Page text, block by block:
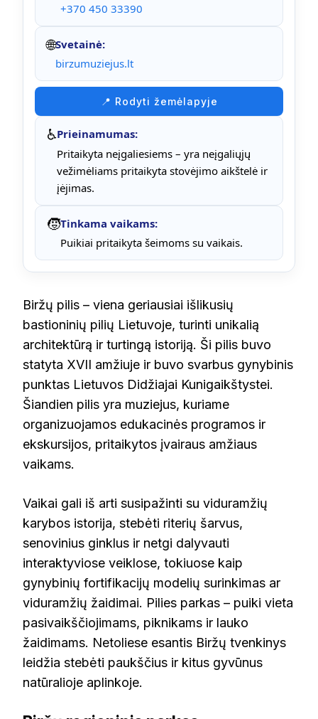
+370 450 33390
🌐Svetainė:
birzumuziejus.lt
📍 Rodyti žemėlapyje
♿Prieinamumas:
Pritaikyta neįgaliesiems – yra neįgaliųjų
vežimėliams pritaikyta stovėjimo aikštelė ir
įėjimas.
🧒Tinkama vaikams:
Puikiai pritaikyta šeimoms su vaikais.
Biržų pilis – viena geriausiai išlikusių
bastioninių pilių Lietuvoje, turinti unikalią
architektūrą ir turtingą istoriją. Ši pilis buvo
statyta XVII amžiuje ir buvo svarbus gynybinis
punktas Lietuvos Didžiajai Kunigaikštystei.
Šiandien pilis yra muziejus, kuriame
organizuojamos edukacinės programos ir
ekskursijos, pritaikytos įvairaus amžiaus
vaikams.
Vaikai gali iš arti susipažinti su viduramžių
karybos istorija, stebėti riterių šarvus,
senovinius ginklus ir netgi dalyvauti
interaktyviose veiklose, tokiuose kaip
gynybinių fortifikacijų modelių surinkimas ar
viduramžių žaidimai. Pilies parkas – puiki vieta
pasivaikščiojimams, piknikams ir lauko
žaidimams. Netoliese esantis Biržų tvenkinys
leidžia stebėti paukščius ir kitus gyvūnus
natūralioje aplinkoje.